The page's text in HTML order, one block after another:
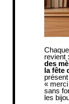
revient :
des
la fête
« merci
sans
les